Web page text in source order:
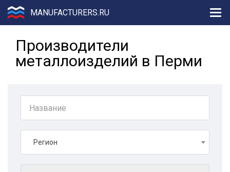
MANUFACTURERS.RU
Производители
металлоизделий в Перми
Регион